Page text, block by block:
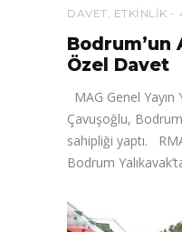
DAVET, ETKINLIK
Bodrum’un
Özel Davet
MAG Genel
Çavuşoğlu,
sahipliği yaptı.
Bodrum